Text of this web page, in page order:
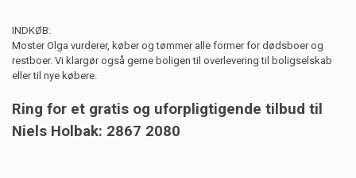
INDKØB:
Moster Olga vurderer, køber og tømmer alle former for dødsboer og
restboer. Vi klargør også gerne boligen til overlevering til boligselskab
eller til nye købere.
Ring for et gratis og uforpligtigende tilbud til
Niels Holbak: 2867 2080